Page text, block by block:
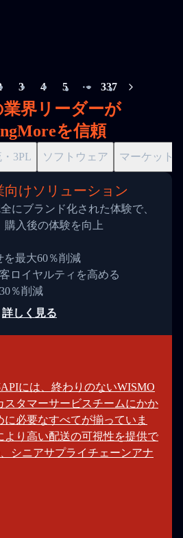
3 4 5
More pages
337
界リーダーが
を信頼
3PL ソフトウェア マーケット
けソリューション
にブランド化された体験で、
入後の体験を向上
を最大60％削減
ロイヤルティを高める
％削減
詳しく見る
APIには、終わりのないWISMO
スタマーサービスチームにかか
に必要なすべてが揃っていま
より高い配送の可視性を提供で
シニアサプライチェーンアナ